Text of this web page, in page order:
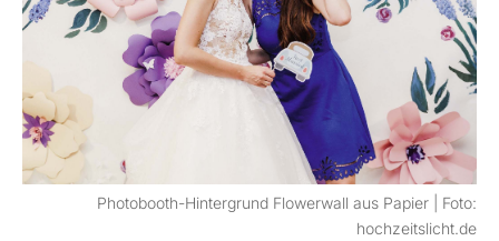
Photobooth-Hintergrund Flowerwall aus Papier | Foto:
hochzeitslicht.de